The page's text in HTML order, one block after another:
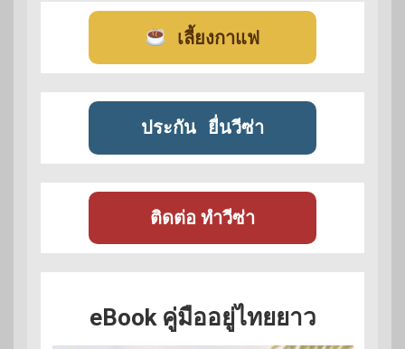
เลี้ยงกาแฟ
ประกัน ยื่นวีซ่า
ติดต่อ ทำวีซ่า
eBook คู่มืออยู่ไทยยาว